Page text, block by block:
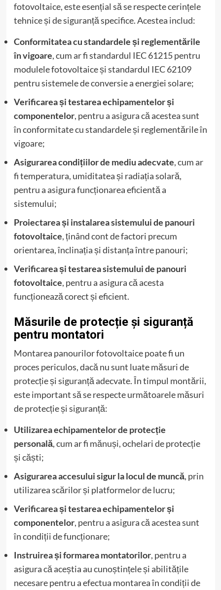
fotovoltaice, este esențial să se respecte cerințele
tehnice și de siguranță specifice. Acestea includ:
Conformitatea cu standardele și reglementările
în vigoare, cum ar fi standardul IEC 61215 pentru
modulele fotovoltaice și standardul IEC 62109
pentru sistemele de conversie a energiei solare;
Verificarea și testarea echipamentelor și
componentelor, pentru a asigura că acestea sunt
în conformitate cu standardele și reglementările în
vigoare;
Asigurarea condițiilor de mediu adecvate, cum ar
fi temperatura, umiditatea și radiația solară,
pentru a asigura funcționarea eficientă a
sistemului;
Proiectarea și instalarea sistemului de panouri
fotovoltaice, ținând cont de factori precum
orientarea, înclinația și distanța între panouri;
Verificarea și testarea sistemului de panouri
fotovoltaice, pentru a asigura că acesta
funcționează corect și eficient.
Măsurile de protecție și siguranță
pentru montatori
Montarea panourilor fotovoltaice poate fi un
proces periculos, dacă nu sunt luate măsuri de
protecție și siguranță adecvate. În timpul montării,
este important să se respecte următoarele măsuri
de protecție și siguranță:
Utilizarea echipamentelor de protecție
personală, cum ar fi mănuși, ochelari de protecție
și căști;
Asigurarea accesului sigur la locul de muncă, prin
utilizarea scărilor și platformelor de lucru;
Verificarea și testarea echipamentelor și
componentelor, pentru a asigura că acestea sunt
în condiții de funcționare;
Instruirea și formarea montatorilor, pentru a
asigura că aceștia au cunoștințele și abilitățile
necesare pentru a efectua montarea în condiții de